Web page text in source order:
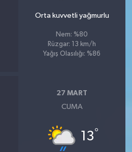
Orta kuvvetli yağmurlu
Nem: %80
Rüzgar: 13 km/h
Yağış Olasılığı: %86
27 MART
CUMA
13°